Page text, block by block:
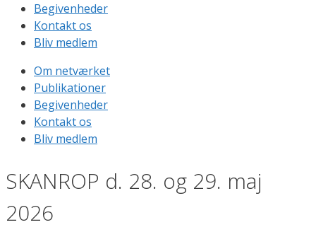
Begivenheder
Kontakt os
Bliv medlem
Om netværket
Publikationer
Begivenheder
Kontakt os
Bliv medlem
SKANROP d. 28. og 29. maj
2026